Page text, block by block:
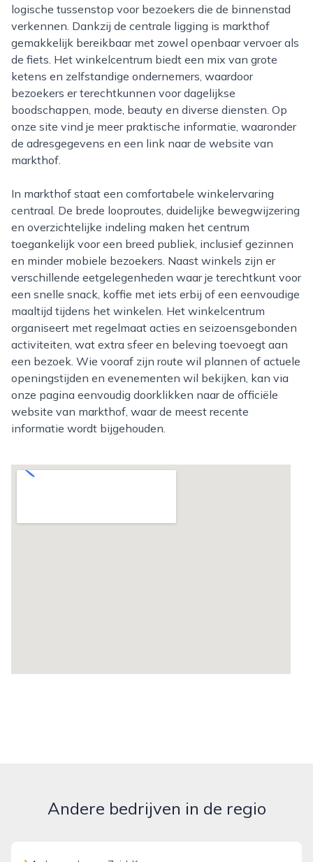
logische tussenstop voor bezoekers die de binnenstad
verkennen. Dankzij de centrale ligging is markthof
gemakkelijk bereikbaar met zowel openbaar vervoer als
de fiets. Het winkelcentrum biedt een mix van grote
ketens en zelfstandige ondernemers, waardoor
bezoekers er terechtkunnen voor dagelijkse
boodschappen, mode, beauty en diverse diensten. Op
onze site vind je meer praktische informatie, waaronder
de adresgegevens en een link naar de website van
markthof.
In markthof staat een comfortabele winkelervaring
centraal. De brede looproutes, duidelijke bewegwijzering
en overzichtelijke indeling maken het centrum
toegankelijk voor een breed publiek, inclusief gezinnen
en minder mobiele bezoekers. Naast winkels zijn er
verschillende eetgelegenheden waar je terechtkunt voor
een snelle snack, koffie met iets erbij of een eenvoudige
maaltijd tijdens het winkelen. Het winkelcentrum
organiseert met regelmaat acties en seizoensgebonden
activiteiten, wat extra sfeer en beleving toevoegt aan
een bezoek. Wie vooraf zijn route wil plannen of actuele
openingstijden en evenementen wil bekijken, kan via
onze pagina eenvoudig doorklikken naar de officiële
website van markthof, waar de meest recente
informatie wordt bijgehouden.
Andere bedrijven in de regio